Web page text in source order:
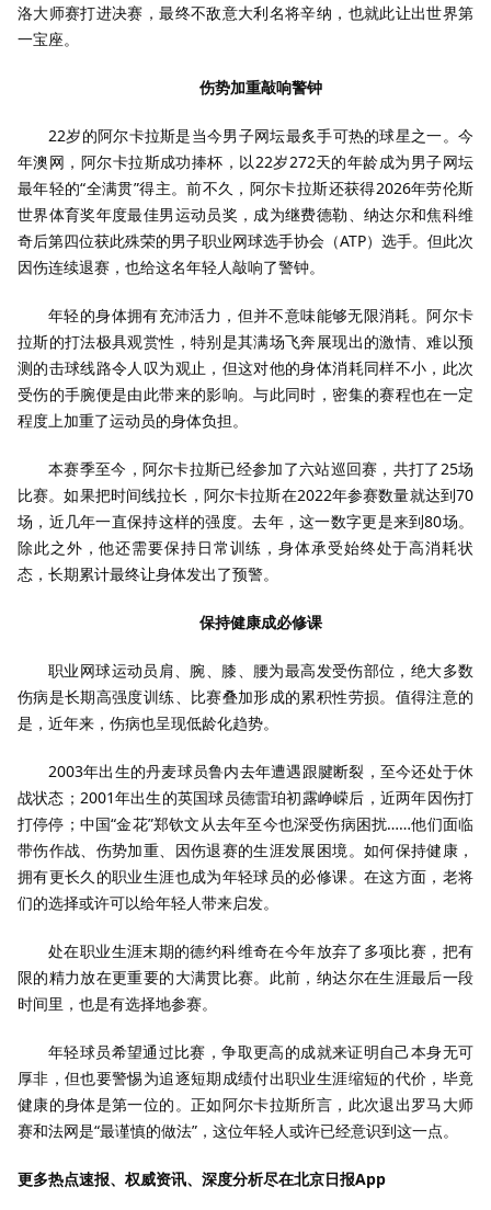
洛大师赛打进决赛，最终不敌意大利名将辛纳，也就此让出世界第
一宝座。
伤势加重敲响警钟
22岁的阿尔卡拉斯是当今男子网坛最炙手可热的球星之一。今
年澳网，阿尔卡拉斯成功捧杯，以22岁272天的年龄成为男子网坛
最年轻的“全满贯”得主。前不久，阿尔卡拉斯还获得2026年劳伦斯
世界体育奖年度最佳男运动员奖，成为继费德勒、纳达尔和焦科维
奇后第四位获此殊荣的男子职业网球选手协会（ATP）选手。但此次
因伤连续退赛，也给这名年轻人敲响了警钟。
年轻的身体拥有充沛活力，但并不意味能够无限消耗。阿尔卡
拉斯的打法极具观赏性，特别是其满场飞奔展现出的激情、难以预
测的击球线路令人叹为观止，但这对他的身体消耗同样不小，此次
受伤的手腕便是由此带来的影响。与此同时，密集的赛程也在一定
程度上加重了运动员的身体负担。
本赛季至今，阿尔卡拉斯已经参加了六站巡回赛，共打了25场
比赛。如果把时间线拉长，阿尔卡拉斯在2022年参赛数量就达到70
场，近几年一直保持这样的强度。去年，这一数字更是来到80场。
除此之外，他还需要保持日常训练，身体承受始终处于高消耗状
态，长期累计最终让身体发出了预警。
保持健康成必修课
职业网球运动员肩、腕、膝、腰为最高发受伤部位，绝大多数
伤病是长期高强度训练、比赛叠加形成的累积性劳损。值得注意的
是，近年来，伤病也呈现低龄化趋势。
2003年出生的丹麦球员鲁内去年遭遇跟腱断裂，至今还处于休
战状态；2001年出生的英国球员德雷珀初露峥嵘后，近两年因伤打
打停停；中国“金花”郑钦文从去年至今也深受伤病困扰……他们面临
带伤作战、伤势加重、因伤退赛的生涯发展困境。如何保持健康，
拥有更长久的职业生涯也成为年轻球员的必修课。在这方面，老将
们的选择或许可以给年轻人带来启发。
处在职业生涯末期的德约科维奇在今年放弃了多项比赛，把有
限的精力放在更重要的大满贯比赛。此前，纳达尔在生涯最后一段
时间里，也是有选择地参赛。
年轻球员希望通过比赛，争取更高的成就来证明自己本身无可
厚非，但也要警惕为追逐短期成绩付出职业生涯缩短的代价，毕竟
健康的身体是第一位的。正如阿尔卡拉斯所言，此次退出罗马大师
赛和法网是“最谨慎的做法”，这位年轻人或许已经意识到这一点。
更多热点速报、权威资讯、深度分析尽在北京日报App